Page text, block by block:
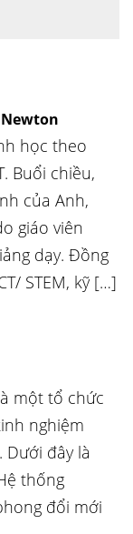
học theo
Buổi chiều,
của Anh,
giáo viên
dạy. Đồng
STEM, kỹ […]
một tổ chức
nghiệm
đây là
thống
đổi mới